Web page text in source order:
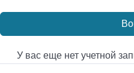
У вас еще нет учетной